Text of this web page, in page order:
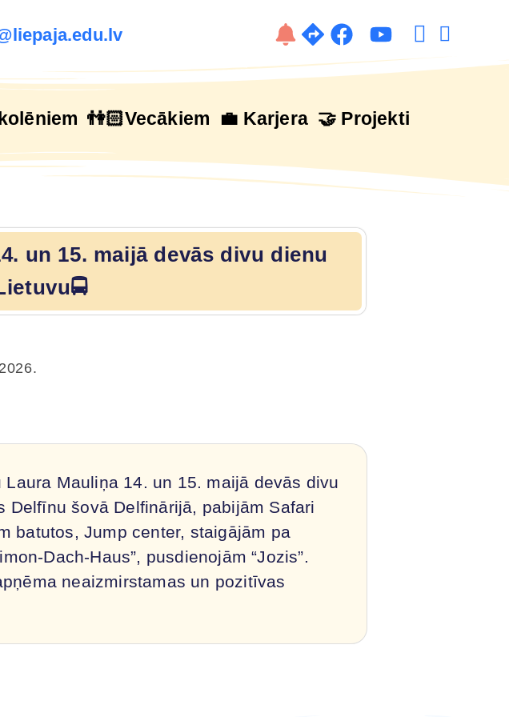
👫🏻Vecākiem 💼 Karjera 🤝 Projekti
un 15. maijā devās divu dienu
Mauliņa 14. un 15. maijā devās divu
šovā Delfinārijā, pabijām Safari
batutos, Jump center, staigājām pa
Dach-Haus”, pusdienojām “Jozis”.
neaizmirstamas un pozitīvas